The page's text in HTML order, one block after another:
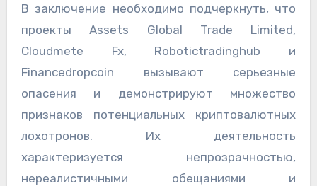
В заключение необходимо подчеркнуть, что
проекты Assets Global Trade Limited,
Cloudmete Fx, Robotictradinghub и
Financedropcoin вызывают серьезные
опасения и демонстрируют множество
признаков потенциальных криптовалютных
лохотронов. Их деятельность
характеризуется непрозрачностью,
нереалистичными обещаниями и